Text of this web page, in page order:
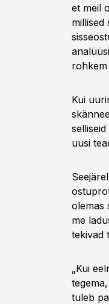
et meil
millised
rohkem
Kui
uusi
olemas
me
tekivad
„Kui
tuleb